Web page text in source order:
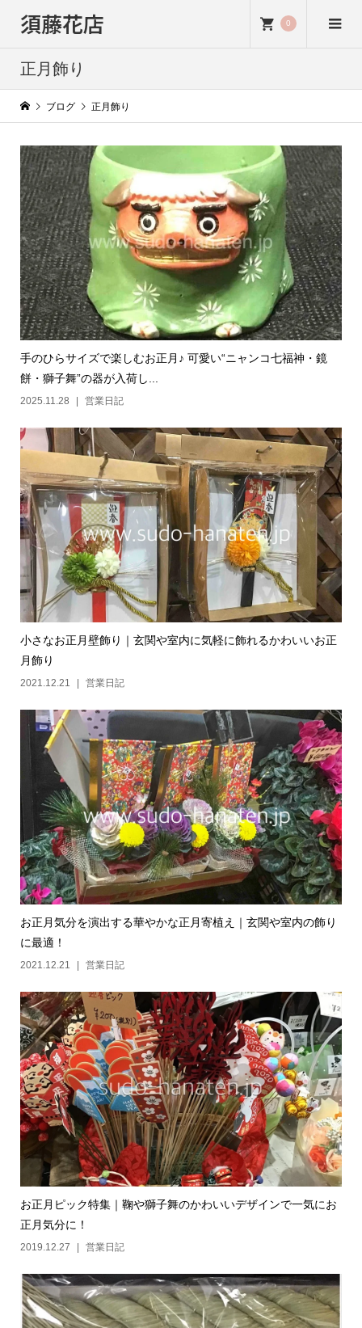
須藤花店 0
正月飾り
ブログ 正月飾り
手のひらサイズで楽しむお正月♪ 可愛い“ニャンコ七福神・鏡
餅・獅子舞”の器が入荷し...
2025.11.28 営業日記
小さなお正月壁飾り｜玄関や室内に気軽に飾れるかわいいお正
月飾り
2021.12.21 営業日記
お正月気分を演出する華やかな正月寄植え｜玄関や室内の飾り
に最適！
2021.12.21 営業日記
お正月ピック特集｜鞠や獅子舞のかわいいデザインで一気にお
正月気分に！
2019.12.27 営業日記